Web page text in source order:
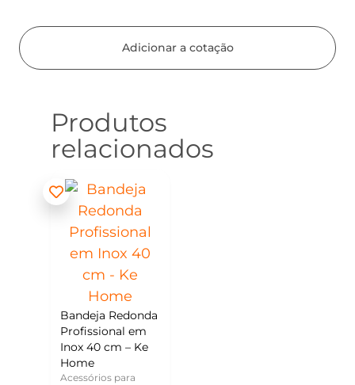
Adicionar a cotação
Produtos
relacionados
Bandeja Redonda
Profissional em
Inox 40 cm – Ke
Home
Acessórios para